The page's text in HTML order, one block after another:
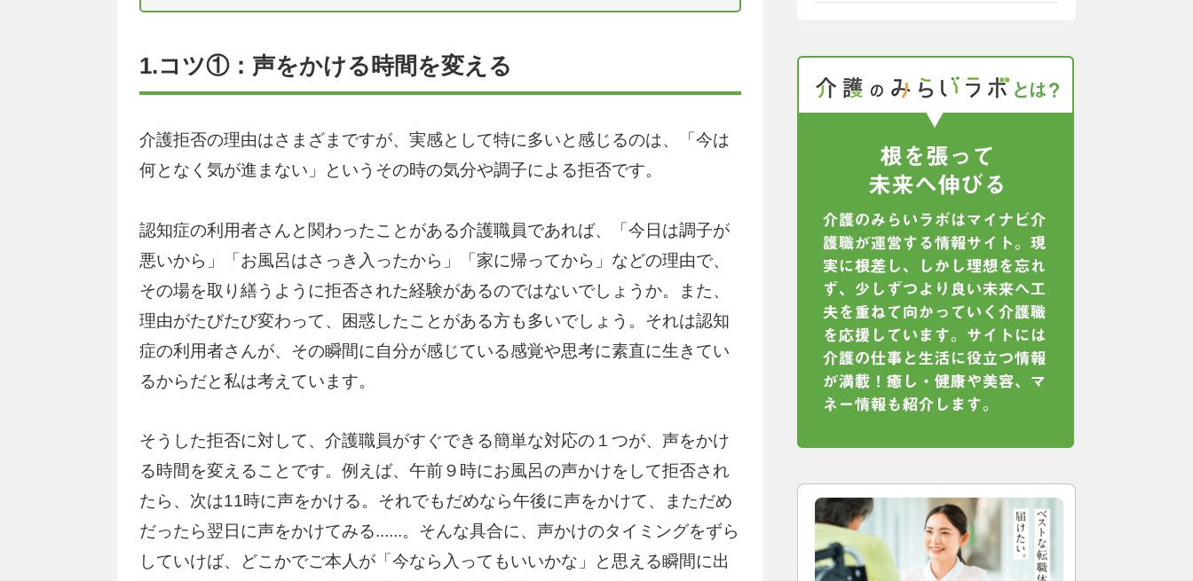
1.コツ①：声をかける時間を変える
介護拒否の理由はさまざまですが、実感として特に多いと感じるのは、「今は
何となく気が進まない」というその時の気分や調子による拒否です。
認知症の利用者さんと関わったことがある介護職員であれば、「今日は調子が
悪いから」「お風呂はさっき入ったから」「家に帰ってから」などの理由で、
その場を取り繕うように拒否された経験があるのではないでしょうか。また、
理由がたびたび変わって、困惑したことがある方も多いでしょう。それは認知
症の利用者さんが、その瞬間に自分が感じている感覚や思考に素直に生きてい
るからだと私は考えています。
そうした拒否に対して、介護職員がすぐできる簡単な対応の１つが、声をかけ
る時間を変えることです。例えば、午前９時にお風呂の声かけをして拒否され
たら、次は11時に声をかける。それでもだめなら午後に声をかけて、まただめ
だったら翌日に声をかけてみる......。そんな具合に、声かけのタイミングをずら
していけば、どこかでご本人が「今なら入ってもいいかな」と思える瞬間に出